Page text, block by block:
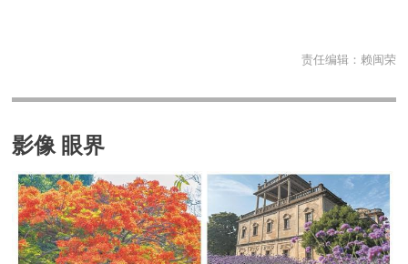
责任编辑： 赖闽荣
影像 眼界